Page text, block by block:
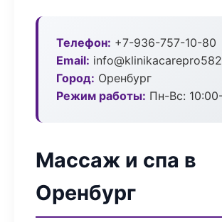
Телефон: +7-936-757-10-80
Email:
Город: Оренбург
Режим работы: Пн-Вс:
Массаж и спа в
Оренбург